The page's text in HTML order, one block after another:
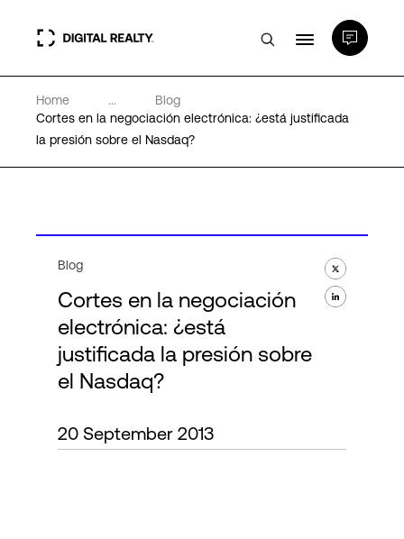
Centros de Datos
PlatformDIGITAL®
Acerca de
Home ...
Blog
Cortes en la negociación electrónica: ¿está justificada
la presión sobre el Nasdaq?
Blog
Cortes en la negociación
electrónica: ¿está
justificada la presión sobre
el Nasdaq?
20 September 2013